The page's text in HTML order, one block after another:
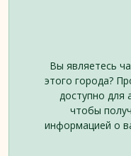
Вы являетесь
этого города?
доступно для
чтобы
информацией о